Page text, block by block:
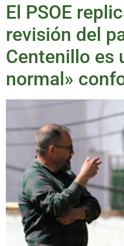
El PSOE
revisión del
Centenillo es
normal»